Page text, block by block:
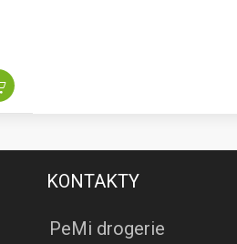
KONTAKTY
PeMi drogerie